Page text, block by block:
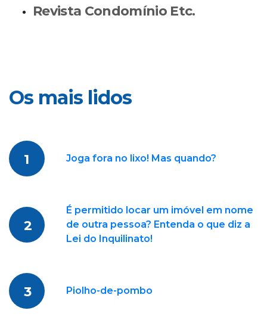
Revista Condomínio Etc.
Os mais lidos
1 Joga fora no lixo! Mas quando?
2
É permitido locar um imóvel em nome
de outra pessoa? Entenda o que diz a
Lei do Inquilinato!
3 Piolho-de-pombo